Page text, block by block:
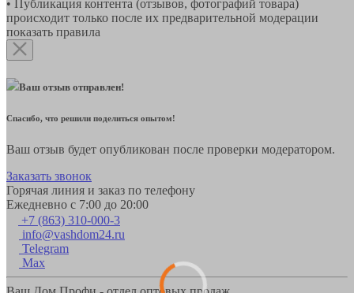
• Публикация контента (отзывов, фотографий товара)
происходит только после их предварительной модерации
показать правила
Ваш отзыв отправлен!
Спасибо, что решили поделиться опытом!
Ваш отзыв будет опубликован после проверки модератором.
Заказать звонок
Горячая линия и заказ по телефону
Ежедневно с 7:00 до 20:00
+7 (863) 310-000-3
info@vashdom24.ru
Telegram
Max